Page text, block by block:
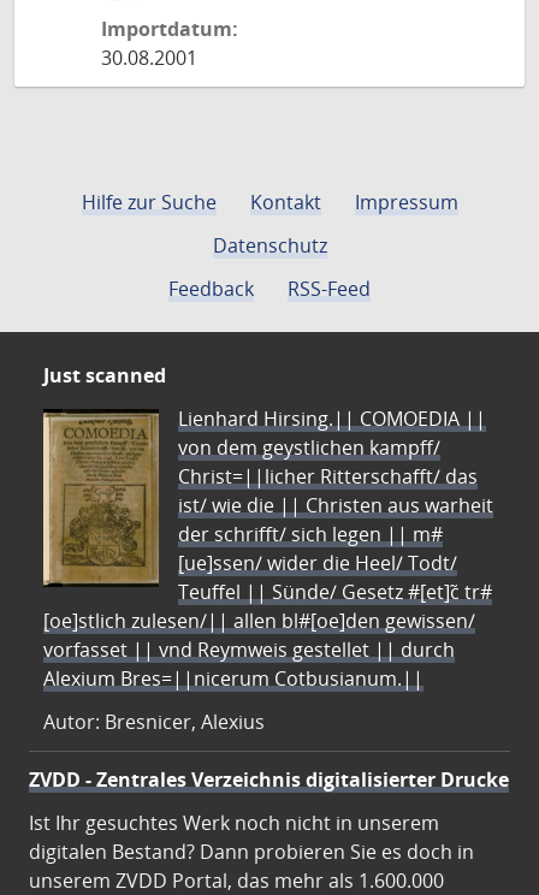
Importdatum:
30.08.2001
Hilfe zur Suche Kontakt
Impressum
Datenschutz
Feedback
RSS-Feed
Just scanned
Lienhard Hirsing.|| COMOEDIA ||
von dem geystlichen kampff/
Christ=||licher Ritterschafft/ das
ist/ wie die || Christen aus warheit
der schrifft/ sich legen || m#
[ue]ssen/ wider die Heel/ Todt/
Teuffel || Sünde/ Gesetz #[et]c̃ tr#
[oe]stlich zulesen/|| allen bl#[oe]den gewissen/
vorfasset || vnd Reymweis gestellet || durch
Alexium Bres=||nicerum Cotbusianum.||
Autor: Bresnicer, Alexius
ZVDD - Zentrales Verzeichnis digitalisierter Drucke
Ist Ihr gesuchtes Werk noch nicht in unserem
digitalen Bestand? Dann probieren Sie es doch in
unserem ZVDD Portal, das mehr als 1.600.000